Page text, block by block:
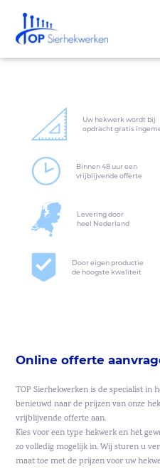
Uw hekwerk wordt bij
opdracht gratis
Binnen 48 uur een
vrijblijvende offerte
Levering door
heel Nederland
Door eigen productie
de hoogste kwaliteit
Online offerte
TOP Sierhekwerken is de specialist in
benieuwd naar de prijzen van onze
vrijblijvende offerte aan.
Kies voor een type hekwerk en het
zo volledig mogelijk in. Wij sturen u
maat toe met de prijzen voor uw